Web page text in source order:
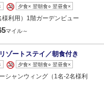
夕食× 翌朝食○ 翌昼食×
利用）1階ガーデンビュー
マイル～
ゾートステイ／朝食付き
夕食× 翌朝食○ 翌昼食×
シャンウィング（1名‐2名様利